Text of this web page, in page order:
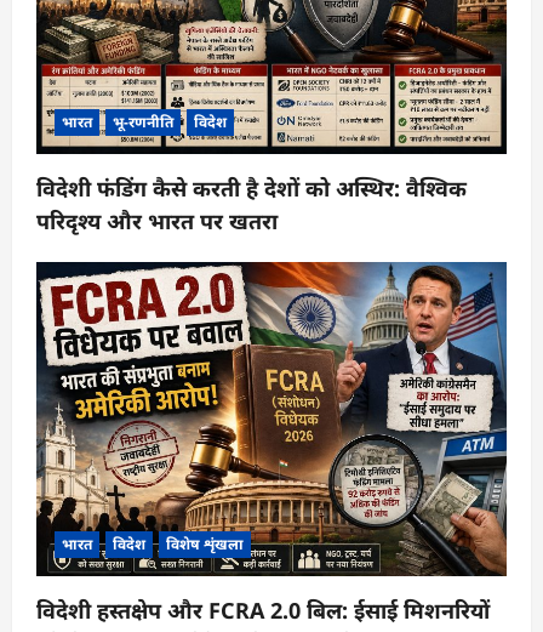
भारत भू-रणनीति विदेश
विदेशी फंडिंग कैसे करती है देशों को अस्थिर: वैश्विक
परिदृश्य और भारत पर खतरा
भारत विदेश विशेष शृंखला
विदेशी हस्तक्षेप और FCRA 2.0 बिल: ईसाई मिशनरियों